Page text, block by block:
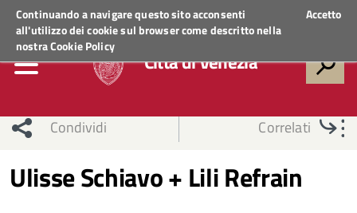
Continuando a navigare questo sito acconsenti
all'utilizzo dei cookie sul browser come descritto nella
nostraCookie Policy
Accetto
Regione VenetoACCEDI AI SERVIZI
Città di Venezia
Condividi Correlati
Ulisse Schiavo + Lili Refrain